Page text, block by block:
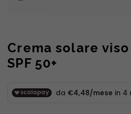
Crema solare
SPF 50+